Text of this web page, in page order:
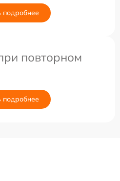
подробнее
повторном
подробнее